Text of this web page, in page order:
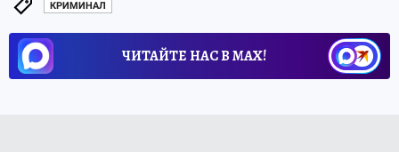
КРИМИНАЛ
ЧИТАЙТЕ НАС В МАХ!